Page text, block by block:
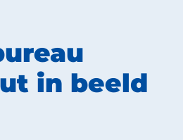
in beeld